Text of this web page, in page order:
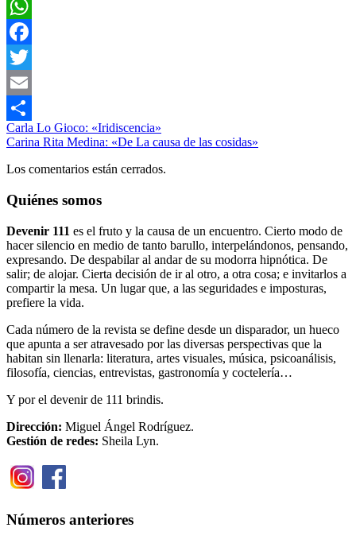
WhatsApp
Facebook
Twitter
Email
Compartir
Cuento
Literatura
cuentodevenir111Silvia
Lifschitzsueño
Navegación
de
entradas
Entrada
anterior:
Carla Lo Gioco: «Iridiscencia»
Siguiente
Carina Rita Medina: «De La causa de las cosidas»
Los comentarios están cerrados.
Quiénes somos
Devenir 111 es el fruto y la causa de un encuentro. Cierto modo de
hacer silencio en medio de tanto barullo, interpelándonos, pensando,
expresando. De despabilar al andar de su modorra hipnótica. De
salir; de alojar. Cierta decisión de ir al otro, a otra cosa; e invitarlos a
compartir la mesa. Un lugar que, a las seguridades e imposturas,
prefiere la vida.
Cada número de la revista se define desde un disparador, un hueco
que apunta a ser atravesado por las diversas perspectivas que la
habitan sin llenarla: literatura, artes visuales, música, psicoanálisis,
filosofía, ciencias, entrevistas, gastronomía y coctelería…
Y por el devenir de 111 brindis.
Dirección: Miguel Ángel Rodríguez.
Gestión de redes: Sheila Lyn.
Números anteriores